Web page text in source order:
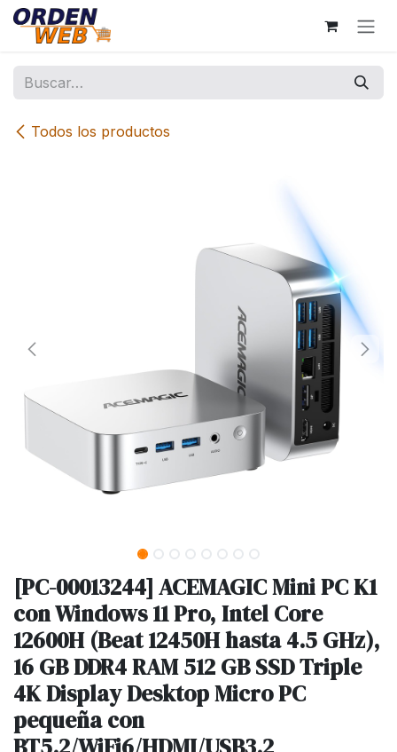
Ir al contenido
Todos los productos
[PC-00013244] ACEMAGIC Mini PC K1
con Windows 11 Pro, Intel Core
12600H (Beat 12450H hasta 4.5 GHz),
16 GB DDR4 RAM 512 GB SSD Triple
4K Display Desktop Micro PC
pequeña con